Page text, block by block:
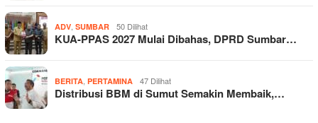
ADV SUMBAR 50 Dilihat
KUA-PPAS 2027 Mulai Dibahas, DPRD Sumbar…
BERITA PERTAMINA 47 Dilihat
Distribusi BBM di Sumut Semakin Membaik,…